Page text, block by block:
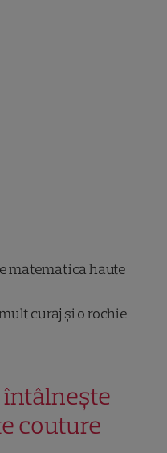
matematica haute
curaj și o rochie
întâlnește
couture